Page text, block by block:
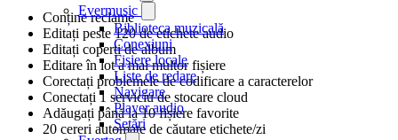
Evermusic
Biblioteca muzicală
Conexiuni
Fișiere locale
Liste de redare
Navigare
Player audio
Setări
Conține reclame
Editați peste 120 de etichete audio
Editați coperți de album
Editare în lot a mai multor fișiere
Corectați problemele de codificare a caracterelor
Conectați 1 serviciu de stocare cloud
Adăugați până la 10 fișiere favorite
20 cereri automate de căutare etichete/zi